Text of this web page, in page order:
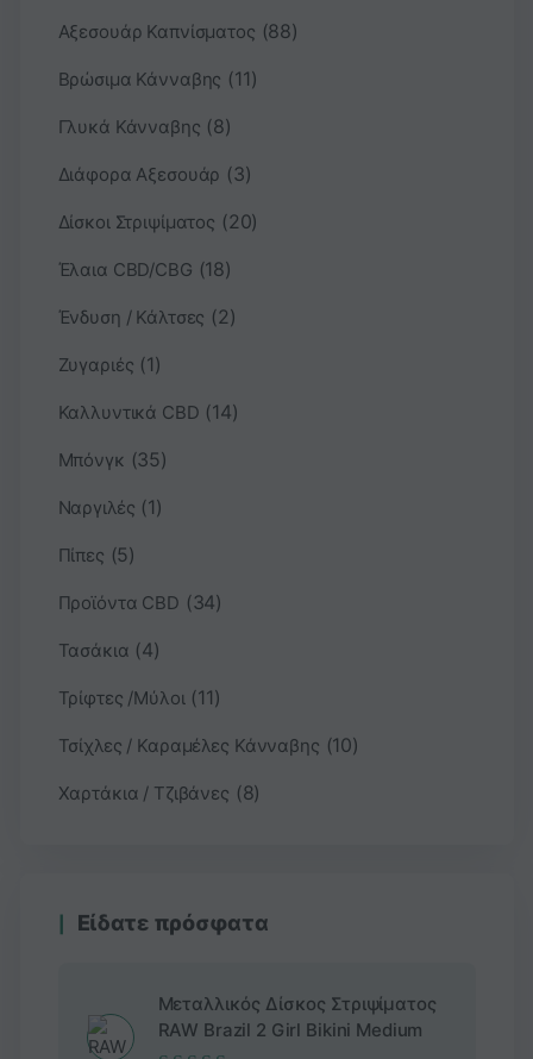
Αξεσουάρ Καπνίσματος (88)
Βρώσιμα Κάνναβης (11)
Γλυκά Κάνναβης (8)
Διάφορα Αξεσουάρ (3)
Δίσκοι Στριψίματος (20)
Έλαια CBD/CBG (18)
Ένδυση / Κάλτσες (2)
Ζυγαριές (1)
Καλλυντικά CBD (14)
Μπόνγκ (35)
Ναργιλές (1)
Πίπες (5)
Προϊόντα CBD (34)
Τασάκια (4)
Τρίφτες /Μύλοι (11)
Τσίχλες / Καραμέλες Κάνναβης (10)
Χαρτάκια / Τζιβάνες (8)
Είδατε πρόσφατα
Μεταλλικός Δίσκος Στριψίματος
RAW Brazil 2 Girl Bikini Medium